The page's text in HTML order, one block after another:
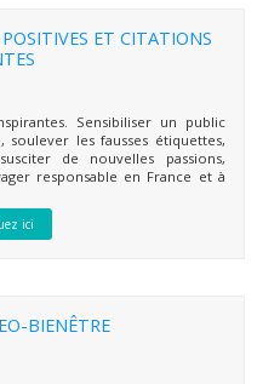
POSITIVES ET CITATIONS
Sensibiliser un public
les fausses étiquettes,
de nouvelles passions,
responsable en France et à
ici
BIENÊTRE